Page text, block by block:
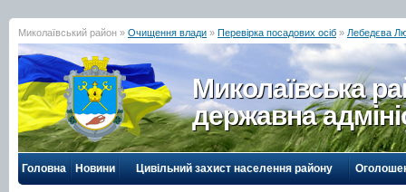
Миколаївський район » Очищення влади » Перевірка посадових осіб » Лебедєва
Миколаївська
державна
Головна Новини Цивільний захист населення району